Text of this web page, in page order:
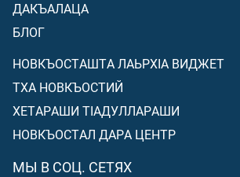
ДАКЪАЛАЦА
БЛОГ
НОВКЪОСТАШТА ЛАЬРХIА ВИДЖЕТ
ТХА НОВКЪОСТИЙ
ХЕТАРАШИ ТIАДУЛЛАРАШИ
НОВКЪОСТАЛ ДАРА ЦЕНТР
МЫ В СОЦ. СЕТЯХ